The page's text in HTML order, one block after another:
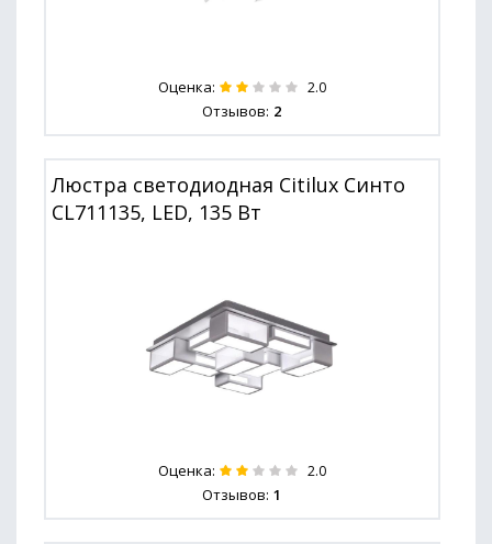
Оценка: 2.0
Отзывов: 2
Люстра светодиодная Citilux Синто
CL711135, LED, 135 Вт
Оценка: 2.0
Отзывов: 1